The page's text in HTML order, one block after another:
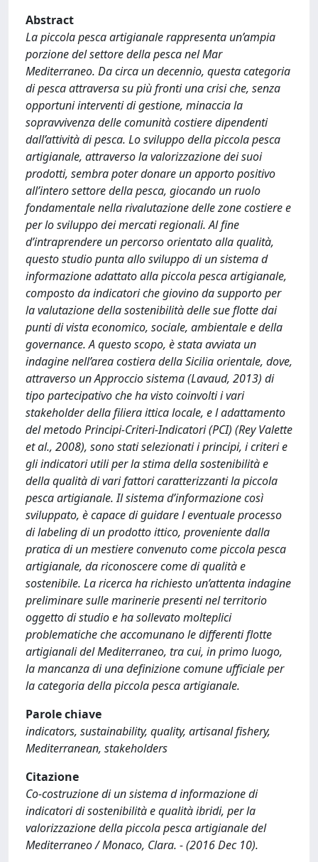
Abstract
La piccola pesca artigianale rappresenta un’ampia
porzione del settore della pesca nel Mar
Mediterraneo. Da circa un decennio, questa categoria
di pesca attraversa su più fronti una crisi che, senza
opportuni interventi di gestione, minaccia la
sopravvivenza delle comunità costiere dipendenti
dall’attività di pesca. Lo sviluppo della piccola pesca
artigianale, attraverso la valorizzazione dei suoi
prodotti, sembra poter donare un apporto positivo
all’intero settore della pesca, giocando un ruolo
fondamentale nella rivalutazione delle zone costiere e
per lo sviluppo dei mercati regionali. Al fine
d’intraprendere un percorso orientato alla qualità,
questo studio punta allo sviluppo di un sistema d
informazione adattato alla piccola pesca artigianale,
composto da indicatori che giovino da supporto per
la valutazione della sostenibilità delle sue flotte dai
punti di vista economico, sociale, ambientale e della
governance. A questo scopo, è stata avviata un
indagine nell’area costiera della Sicilia orientale, dove,
attraverso un Approccio sistema (Lavaud, 2013) di
tipo partecipativo che ha visto coinvolti i vari
stakeholder della filiera ittica locale, e l adattamento
del metodo Principi-Criteri-Indicatori (PCI) (Rey Valette
et al., 2008), sono stati selezionati i principi, i criteri e
gli indicatori utili per la stima della sostenibilità e
della qualità di vari fattori caratterizzanti la piccola
pesca artigianale. Il sistema d’informazione così
sviluppato, è capace di guidare l eventuale processo
di labeling di un prodotto ittico, proveniente dalla
pratica di un mestiere convenuto come piccola pesca
artigianale, da riconoscere come di qualità e
sostenibile. La ricerca ha richiesto un’attenta indagine
preliminare sulle marinerie presenti nel territorio
oggetto di studio e ha sollevato molteplici
problematiche che accomunano le differenti flotte
artigianali del Mediterraneo, tra cui, in primo luogo,
la mancanza di una definizione comune ufficiale per
la categoria della piccola pesca artigianale.
Parole chiave
indicators, sustainability, quality, artisanal fishery,
Mediterranean, stakeholders
Citazione
Co-costruzione di un sistema d informazione di
indicatori di sostenibilità e qualità ibridi, per la
valorizzazione della piccola pesca artigianale del
Mediterraneo / Monaco, Clara. - (2016 Dec 10).